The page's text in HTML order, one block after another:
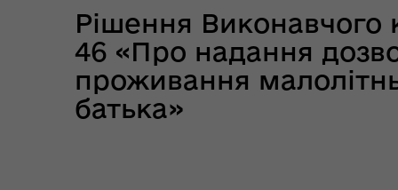
Регіональне представництво
Уповноваженого Верховної
Ради України з прав людини у
Полтавській області
Рішення Виконавчого
46 «Про надання
проживання
батька»